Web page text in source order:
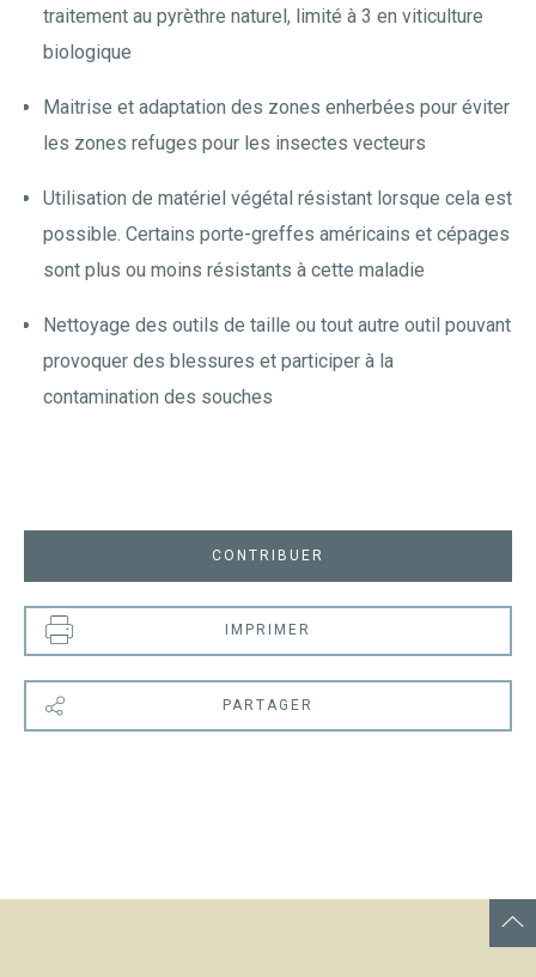
traitement au pyrèthre naturel, limité à 3 en viticulture
biologique
Maitrise et adaptation des zones enherbées pour éviter
les zones refuges pour les insectes vecteurs
Utilisation de matériel végétal résistant lorsque cela est
possible. Certains porte-greffes américains et cépages
sont plus ou moins résistants à cette maladie
Nettoyage des outils de taille ou tout autre outil pouvant
provoquer des blessures et participer à la
contamination des souches
CONTRIBUER
IMPRIMER
PARTAGER